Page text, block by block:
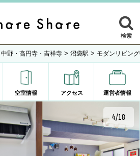
検索
中野・高円寺・吉祥寺 > 沼袋駅 > モダンリビン
空室情報 アクセス 運営者情報